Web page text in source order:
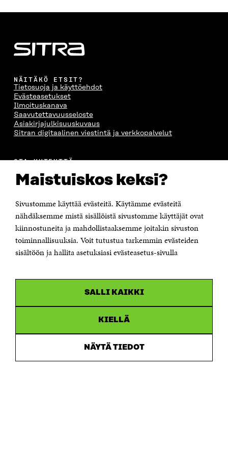
Maistuiskos keksi?
Sivustomme käyttää evästeitä. Käytämme evästeitä
nähdäksemme mistä sisällöistä sivustomme käyttäjät ovat
kiinnostuneita ja mahdollistaaksemme joitakin sivuston
toiminnallisuuksia. Voit tutustua tarkemmin evästeiden
sisältöön ja hallita asetuksiasi evästeasetus-sivulla
SALLI KAIKKI
KIELLÄ
NÄYTÄ TIEDOT
NÄITÄKÖ ETSIT?
Tietosuoja ja käyttöehdot
Evästeasetukset
Ilmoituskanava
Saavutettavuusseloste
Asiakirjajulkisuuskuvaus
Sitran digitaalinen viestintä ja verkkopalvelut
OTA YHTEYTTÄ
Itämerenkatu 11-13, PL 160,
00181 Helsinki
Puhelin +358 294 618 991
Sähköpostiosoite
Saapumisohjeet
Y-tunnus 0202132-3
uudessa
ikkunassaInstagram